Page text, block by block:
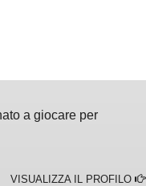
a giocare per
VISUALIZZA IL PROFILO